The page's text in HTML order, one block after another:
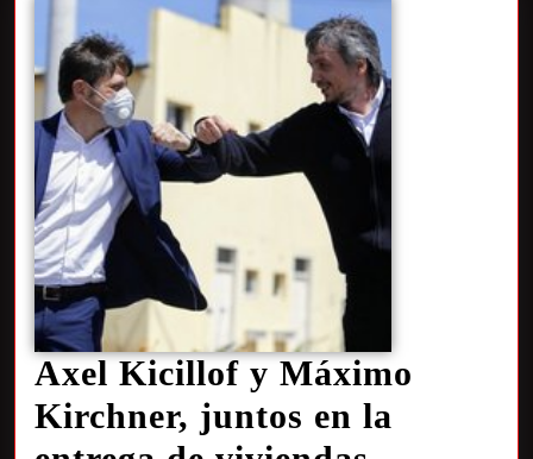
Axel Kicillof y Máximo
Kirchner, juntos en la